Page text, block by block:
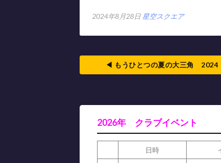
2024年8月28日 星空スクエア
◀ もうひとつの夏の大三角 2024
2026年 クラブイベント
日時